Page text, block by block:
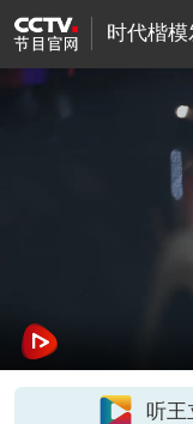
时代楷
听王